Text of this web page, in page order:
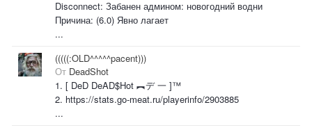
Disconnect: Забанен админом: новогодний водни
Причина: (6.0) Явно лагает
...
(((((:OLD^^^^^pacent)))
От DeadShot
1. [ DeD DeAD$Hot ︻デ 一 ]™
2. https://stats.go-meat.ru/playerinfo/2903885
...